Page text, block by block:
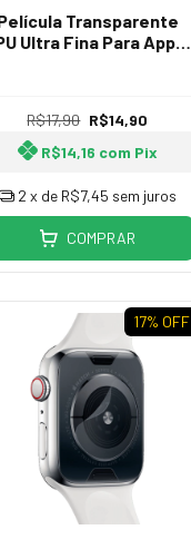
Transparente
Ultra Fina Para Apple
R$17,90 R$14,90
R$14,16 com Pix
2 x de R$7,45 sem juros
COMPRAR
17% OFF